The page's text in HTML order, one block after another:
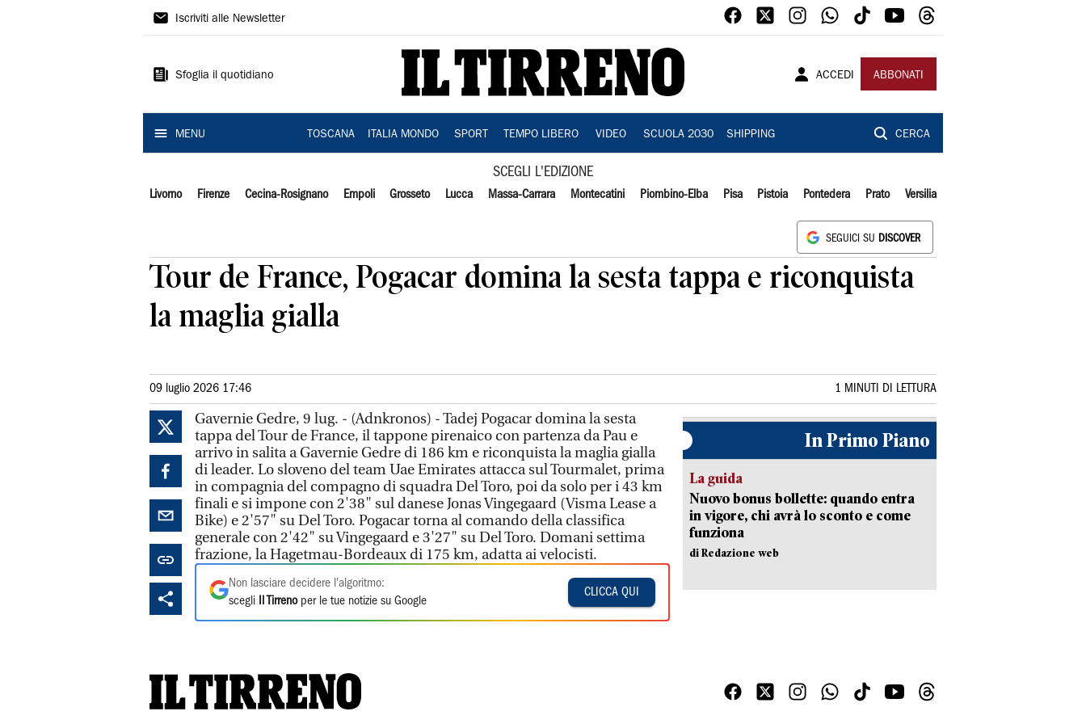
Il
Iscriviti alle Newsletter
Sfoglia il quotidiano ACCEDI ABBONATI
MENU TOSCANA ITALIA MONDO SPORT TEMPO LIBERO VIDEO SCUOLA 2030 SHIPPING CERCA
SCEGLI L'EDIZIONE
Livorno Firenze Cecina-Rosignano Empoli Grosseto Lucca Massa-Carrara Montecatini Piombino-Elba Pisa Pistoia Pontedera Prato Versilia
SEGUICI SU DISCOVER
Tour de France, Pogacar domina la sesta tappa e riconquista
la maglia gialla
09 luglio 2026 17:46 1 MINUTI DI LETTURA
Gavernie Gedre, 9 lug. - (Adnkronos) - Tadej Pogacar domina la sesta
tappa del Tour de France, il tappone pirenaico con partenza da Pau e
arrivo in salita a Gavernie Gedre di 186 km e riconquista la maglia gialla
di leader. Lo sloveno del team Uae Emirates attacca sul Tourmalet, prima
in compagnia del compagno di squadra Del Toro, poi da solo per i 43 km
finali e si impone con 2'38" sul danese Jonas Vingegaard (Visma Lease a
Bike) e 2'57" su Del Toro. Pogacar torna al comando della classifica
generale con 2'42" su Vingegaard e 3'27" su Del Toro. Domani settima
frazione, la Hagetmau-Bordeaux di 175 km, adatta ai velocisti.
Non lasciare decidere l'algoritmo:
scegli
Il Tirrenoper le tue notizie su Google
CLICCA QUI
In Primo Piano
La guida
Nuovo bonus bollette: quando entra
in vigore, chi avrà lo sconto e come
funziona
di Redazione web